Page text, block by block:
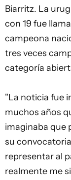
Biarritz. La
con 19 fue
campeona
tres veces
categoría
"La noticia fue
muchos años
imaginaba que
su
representar al
realmente me